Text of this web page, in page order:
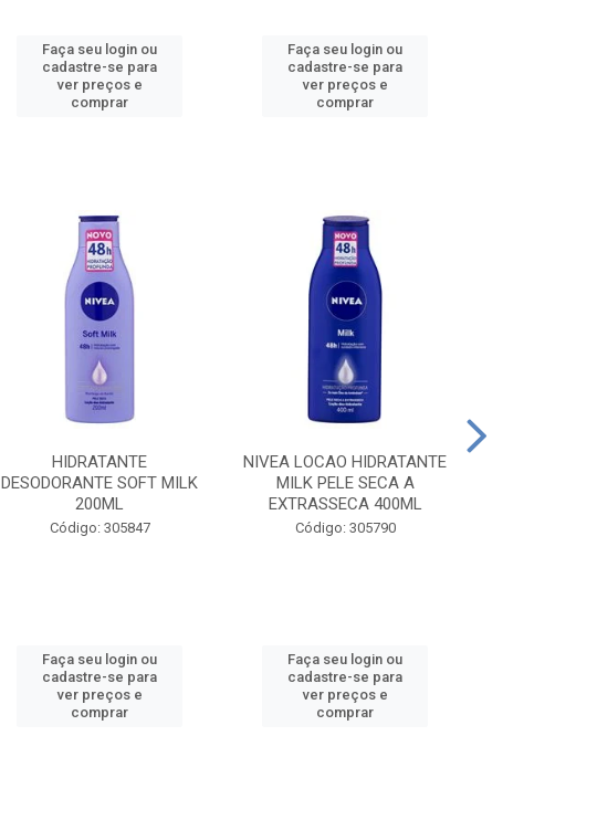
Faça seu login ou
cadastre-se para
ver preços e
comprar
Faça seu login ou
cadastre-se para
ver preços e
comprar
HIDRATANTE
DESODORANTE SOFT MILK
200ML
Código: 305847
Faça seu login ou
cadastre-se para
ver preços e
comprar
NIVEA LOCAO HIDRATANTE
MILK PELE SECA A
EXTRASSECA 400ML
Código: 305790
Faça seu login ou
cadastre-se para
ver preços e
comprar